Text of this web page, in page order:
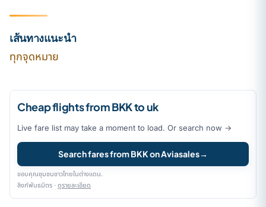
เส้นทางแนะนำ
ทุกจุดหมาย
Cheap flights from BKK to uk
Live fare list may take a moment to load. Or search now →
Search fares from BKK on Aviasales→
ขอบคุณชุมชนชาวไทยในต่างแดน.
ลิงก์พันธมิตร · ดูรายละเอียด